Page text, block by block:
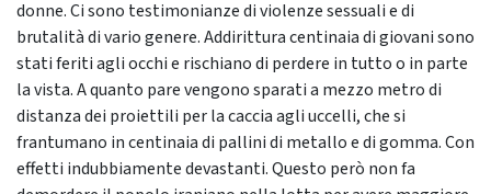
donne. Ci sono testimonianze di violenze sessuali e di
brutalità di vario genere. Addirittura centinaia di giovani sono
stati feriti agli occhi e rischiano di perdere in tutto o in parte
la vista. A quanto pare vengono sparati a mezzo metro di
distanza dei proiettili per la caccia agli uccelli, che si
frantumano in centinaia di pallini di metallo e di gomma. Con
effetti indubbiamente devastanti. Questo però non fa